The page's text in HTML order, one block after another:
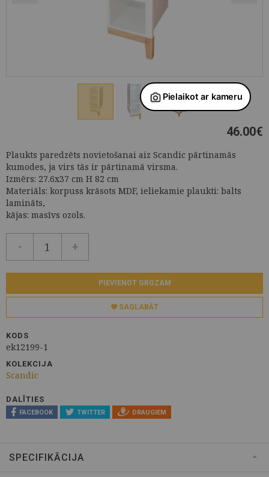
46.00€
Plaukts paredzēts novietošanai aiz Scandic pārtinamās
kumodes, ja virs tās ir pārtinamā virsma.
Izmērs: 27.6x37 cm H 82 cm
Materiāls: korpuss krāsots MDF, ieliekamie plaukti: balts
lamināts,
kājas: masīvs ozols.
- +
PIEVIENOT GROZAM
SAGLABĀT
KODS
ek12199-1
KOLEKCIJA
Scandic
DALĪTIES
FACEBOOK TWITTER DRAUGIEM
SPECIFIKĀCIJA